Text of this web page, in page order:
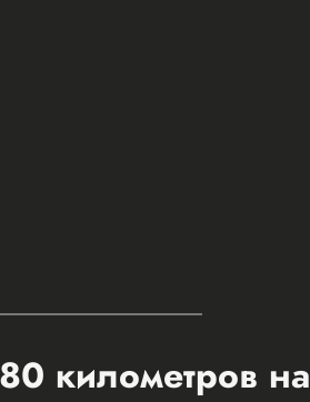
километров на